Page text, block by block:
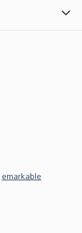
emarkable